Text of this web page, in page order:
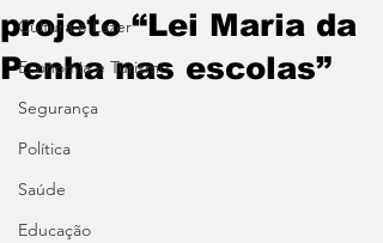
Cultura e Lazer
Economia e Turismo
Segurança
Política
Saúde
Educação
projeto “Lei Maria da
Penha nas escolas”